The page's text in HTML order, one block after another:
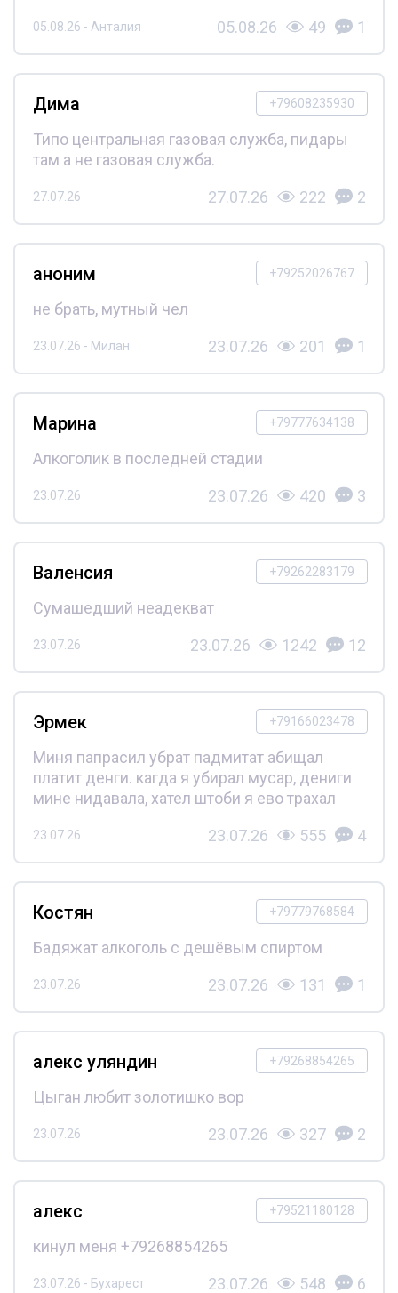
05.08.26 - Анталия 05.08.26 49 1
+79608235930
Дима
Типо центральная газовая служба, пидары
там а не газовая служба.
27.07.26 27.07.26 222 2
+79252026767
аноним
не брать, мутный чел
23.07.26 - Милан 23.07.26 201 1
+79777634138
Марина
Алкоголик в последней стадии
23.07.26 23.07.26 420 3
+79262283179
Валенсия
Сумашедший неадекват
23.07.26 23.07.26 1242 12
+79166023478
Эрмек
Миня папрасил убрат падмитат абищал
платит денги. кагда я убирал мусар, дениги
мине нидавала, хател штоби я ево трахал
23.07.26 23.07.26 555 4
+79779768584
Костян
Бадяжат алкоголь с дешёвым спиртом
23.07.26 23.07.26 131 1
+79268854265
алекс уляндин
Цыган любит золотишко вор
23.07.26 23.07.26 327 2
+79521180128
алекс
кинул меня +79268854265
23.07.26 - Бухарест 23.07.26 548 6